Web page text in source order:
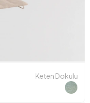
Keten Dokulu